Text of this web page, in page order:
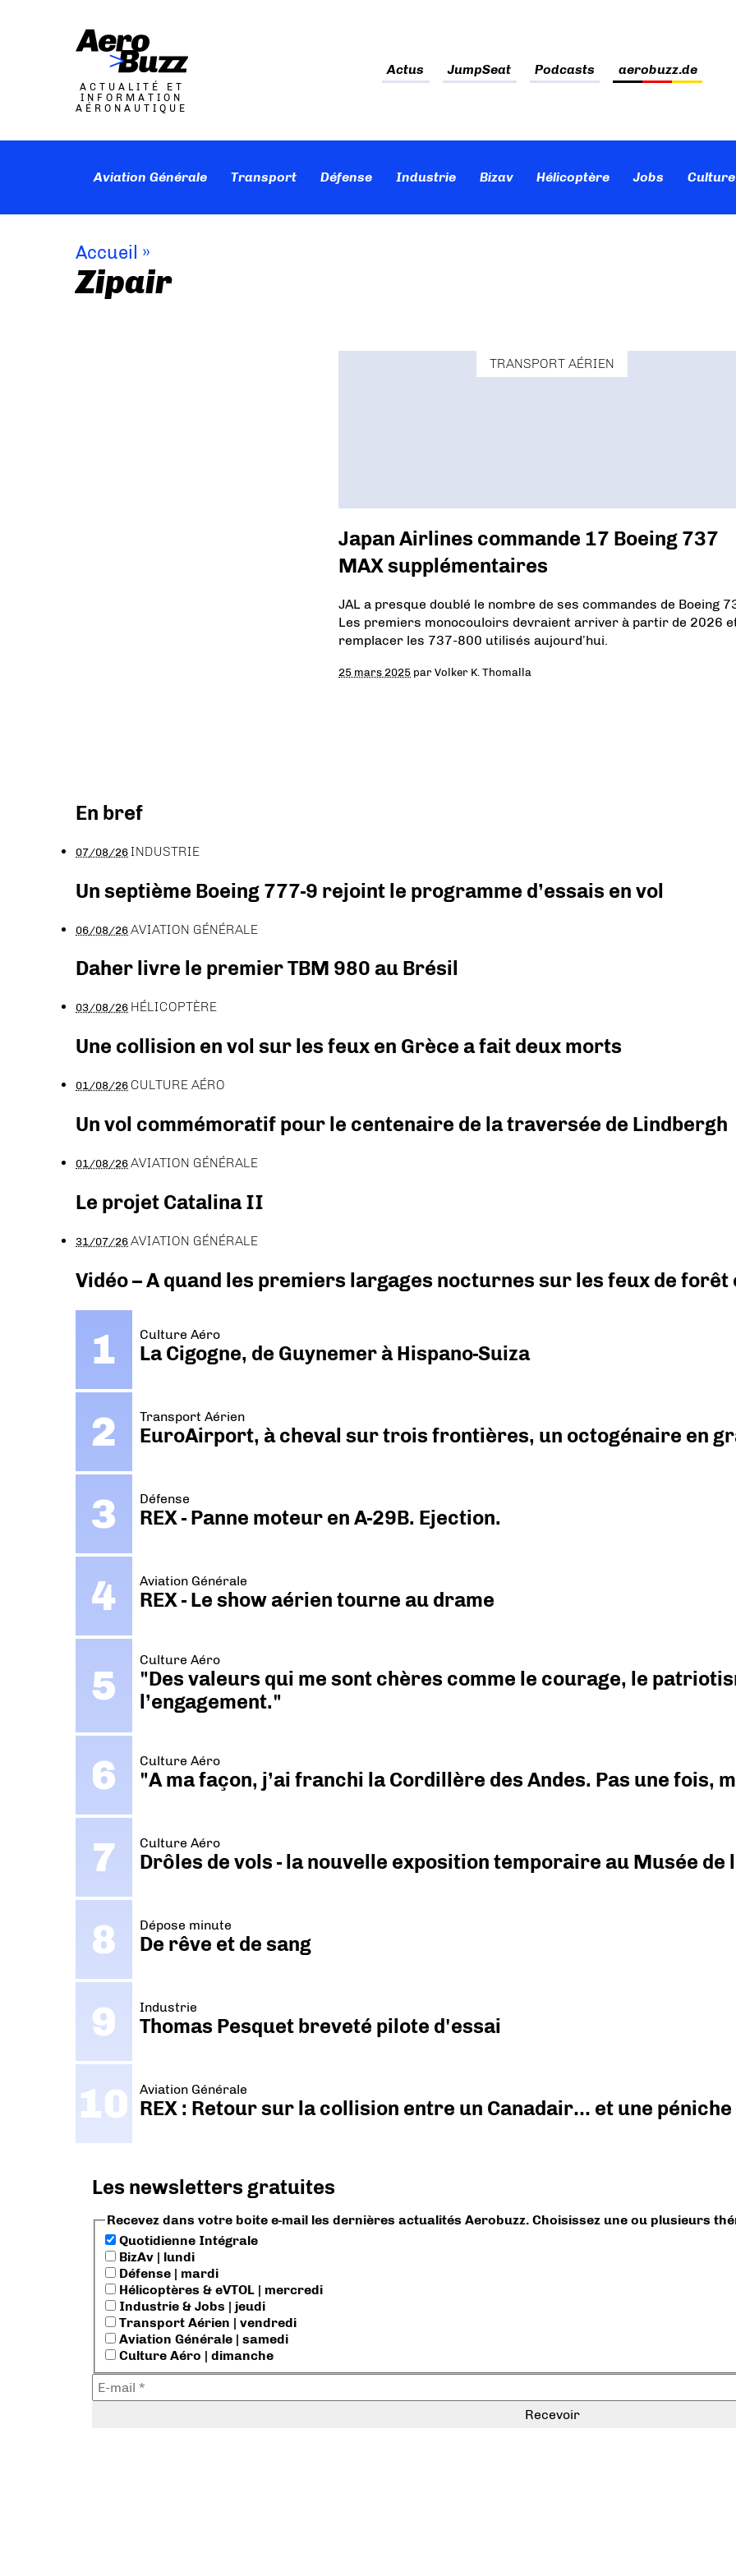
ACTUALITÉ ET
INFORMATION
AÉRONAUTIQUE
Actus JumpSeat Podcasts aerobuzz.de
Aviation Générale Transport Défense Industrie Bizav Hélicoptère Jobs
Accueil »
Zipair
TRANSPORT AÉRIEN
Japan Airlines commande 17 Boeing 737
MAX supplémentaires
JAL a presque doublé le nombre de ses commandes de Boeing
Les premiers monocouloirs devraient arriver à partir de 2026
remplacer les 737-800 utilisés aujourd’hui.
25 mars 2025 parVolker K. Thomalla
En bref
07/08/26INDUSTRIE
Un septième Boeing 777-9 rejoint le programme d’essais en vol
06/08/26AVIATION GÉNÉRALE
Daher livre le premier TBM 980 au Brésil
03/08/26 HÉLICOPTÈRE
Une collision en vol sur les feux en Grèce a fait deux morts
01/08/26 CULTURE AÉRO
Un vol commémoratif pour le centenaire de la traversée de Lindbergh
01/08/26AVIATION GÉNÉRALE
Le projet Catalina II
31/07/26AVIATION GÉNÉRALE
Vidéo – A quand les premiers largages nocturnes sur les feux de forêt
Culture Aéro
La Cigogne, de Guynemer à Hispano-Suiza
Transport Aérien
EuroAirport, à cheval sur trois frontières, un octogénaire en
Défense
REX - Panne moteur en A-29B. Ejection.
Aviation Générale
REX - Le show aérien tourne au drame
Culture Aéro
"Des valeurs qui me sont chères comme le courage, le
l’engagement."
Culture Aéro
"A ma façon, j’ai franchi la Cordillère des Andes. Pas une fois,
Culture Aéro
Drôles de vols - la nouvelle exposition temporaire au Musée de
Dépose minute
De rêve et de sang
Industrie
Thomas Pesquet breveté pilote d'essai
Aviation Générale
REX : Retour sur la collision entre un Canadair… et une péniche
Les newsletters gratuites
Recevez dans votre boite e-mail les dernières actualités Aerobuzz. Choisissez une ou plusieurs
Quotidienne Intégrale
BizAv | lundi
Défense | mardi
Hélicoptères & eVTOL | mercredi
Industrie & Jobs | jeudi
Transport Aérien | vendredi
Aviation Générale | samedi
Culture Aéro | dimanche